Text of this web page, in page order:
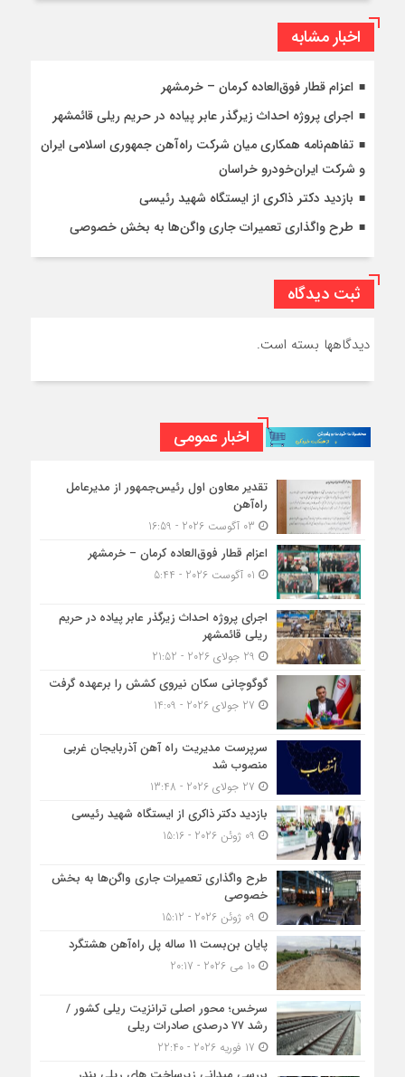
اخبار مشابه
اعزام قطار فوق‌العاده کرمان – خرمشهر
اجرای پروژه احداث زیرگذر عابر پیاده در حریم ریلی قائمشهر
تفاهم‌نامه همکاری میان شرکت راه‌آهن جمهوری اسلامی ایران
و شرکت ایران‌خودرو خراسان
بازدید دکتر ذاکری از ایستگاه شهید رئیسی
طرح واگذاری تعمیرات جاری واگن‌ها به بخش خصوصی
ثبت دیدگاه
دیدگاهها بسته است.
اخبار عمومی
تقدیر معاون اول رئیس‌جمهور از مدیرعامل
راه‌آهن
اعزام قطار فوق‌العاده کرمان – خرمشهر
اجرای پروژه احداث زیرگذر عابر پیاده در حریم
ریلی قائمشهر
گوگوچانی سکان نیروی کشش را برعهده گرفت
سرپرست مدیریت راه آهن آذربایجان غربی
منصوب شد
بازدید دکتر ذاکری از ایستگاه شهید رئیسی
طرح واگذاری تعمیرات جاری واگن‌ها به بخش
خصوصی
پایان بن‌بست 11 ساله پل راه‌آهن هشتگرد
10 می 2026 - 20:17
سرخس؛ محور اصلی ترانزیت ریلی کشور /
رشد ۷۷ درصدی صادرات ریلی